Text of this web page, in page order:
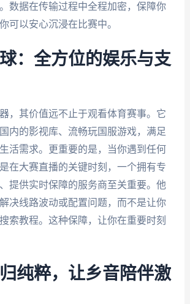
数据在传输过程中全程加密，保障你
可以安心沉浸在比赛中。
：全方位的娱乐与支
，其价值远不止于观看体育赛事。它
内的影视库、流畅玩国服游戏，满足
活需求。更重要的是，当你遇到任何
在大赛直播的关键时刻，一个拥有专
提供实时保障的服务商至关重要。他
决线路波动或配置问题，而不是让你
索教程。这种保障，让你在重要时刻
纯粹，让乡音陪伴激